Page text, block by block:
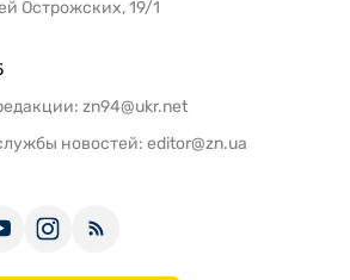
Острожских, 19/1
zn94@ukr.net
новостей: editor@zn.ua